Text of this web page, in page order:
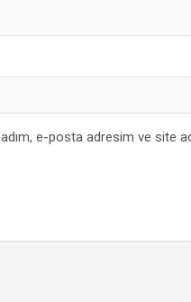
e-posta adresim ve site